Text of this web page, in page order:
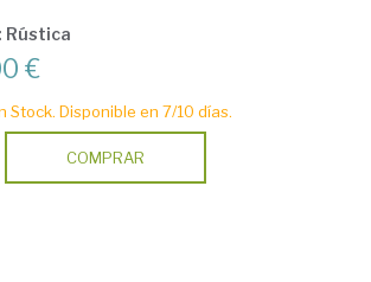
Rústica
€
Stock. Disponible en 7/10 días.
COMPRAR